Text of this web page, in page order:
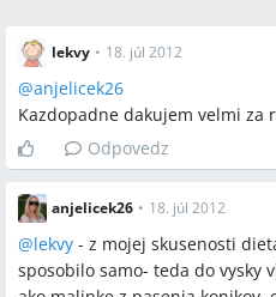
lekvy • 18. júl 2012
@anjelicek26
Kazdopadne dakujem velmi za
Odpovedz
anjelicek26 • 18. júl 2012
@lekvy - z mojej skusenosti
sposobilo samo- teda do vysky